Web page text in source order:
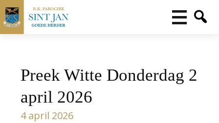
Preek Witte Donderdag 2
april 2026
4 april 2026